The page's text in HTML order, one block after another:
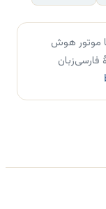
موتور هوش